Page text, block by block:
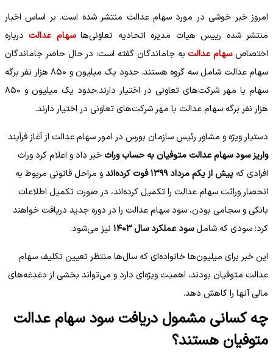
امروز خبر خوشی در مورد سهام عدالت منتشر شده است. بر اساس اخبار
منتشر شده رییس هیات مدیره اتحادیه تعاونی‌هاسهام عدالتدرباره
اختصاصسهام عدالت به جاماندگان گفته است: در حال حاضر جاماندگان
سهام عدالت شامل سه گروه هستند. حدود یک میلیون و ۸۵۰ هزار نفر برگه
سهام با مهر شرکت‌های تعاونی در اختیار دارند.حدود یک میلیون و ۸۵۰
هزار نفر برگه سهام عدالت با مهر شرکت‌های تعاونی در اختیار دارند.
دستیار ویژه و مشاور رئیس سازمان بورس در امور سهام عدالت از آغاز فرآیند
واریز سود سهام عدالت متوفیان به حساب وراثخبر داد و اعلام کرد وراث
افرادی که پیش از یکم مرداد ۱۳۹۹ فوت کرده‌اند
و مراحل قانونی مربوط به
انحصار وراثت سهام عدالت را تکمیل کرده‌اند، در صورت تکمیل اطلاعات
بانکی و سجامی بودن، سود سهام عدالت را در دوره جدید دریافت خواهند
کرد؛ سودی که شاملسود عملکرد سال ۱۴۰۳ نیز می‌شود.
این خبر برای میلیون‌ها خانواده‌ای که سال‌ها منتظر تعیین تکلیف سهام
عدالت متوفیان بودند، اهمیت ویژه‌ای دارد و می‌تواند بخشی از دغدغه‌های
مالی آنها را کاهش دهد.
چه کسانی مشمول دریافت سود سهام عدالت
متوفیان هستند؟